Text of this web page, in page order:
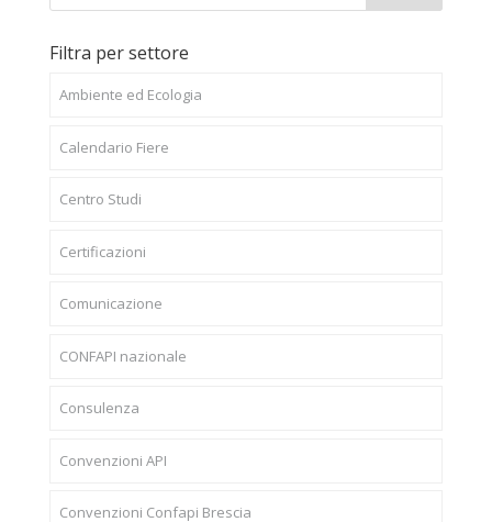
Filtra per settore
Ambiente ed Ecologia
Calendario Fiere
Centro Studi
Certificazioni
Comunicazione
CONFAPI nazionale
Consulenza
Convenzioni API
Convenzioni Confapi Brescia